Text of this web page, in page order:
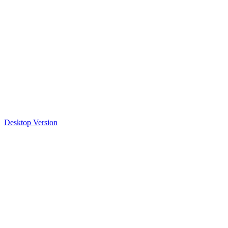
Desktop Version